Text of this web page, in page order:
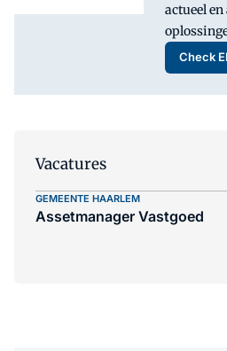
actueel
Check
Vacatures
GEMEENTE HAARLEM
Assetmanager Vastgoed